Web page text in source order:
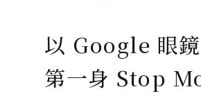
以 Google 眼
第一身 Stop